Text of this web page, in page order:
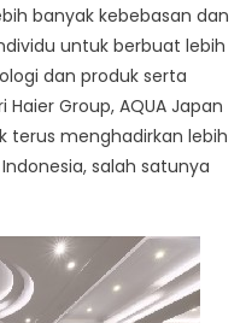
banyak kebebasan dan
untuk berbuat lebih
dan produk serta
Group, AQUA Japan
menghadirkan lebih
salah satunya